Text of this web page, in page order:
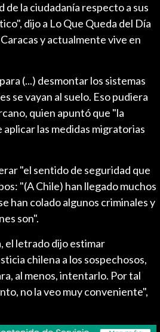
la ciudadanía respecto a sus
dijo a Lo Que Queda del Día
y actualmente vive en
(...) desmontar los sistemas
se vayan al suelo. Eso pudiera
quien apuntó que "la
las medidas migratorias
"el sentido de seguridad que
"(A Chile) han llegado muchos
han colado algunos criminales y
son".
el letrado dijo estimar
chilena a los sospechosos,
al menos, intentarlo. Por tal
no la veo muy conveniente",